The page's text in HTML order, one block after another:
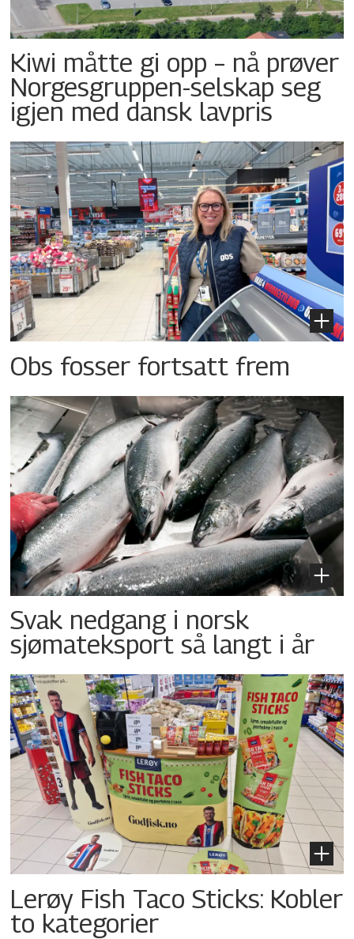
Kiwi måtte gi opp – nå prøver
Norgesgruppen-selskap seg
igjen med dansk lavpris
Obs fosser fortsatt frem
Svak nedgang i norsk
sjømateksport så langt i år
Lerøy Fish Taco Sticks: Kobler
to kategorier